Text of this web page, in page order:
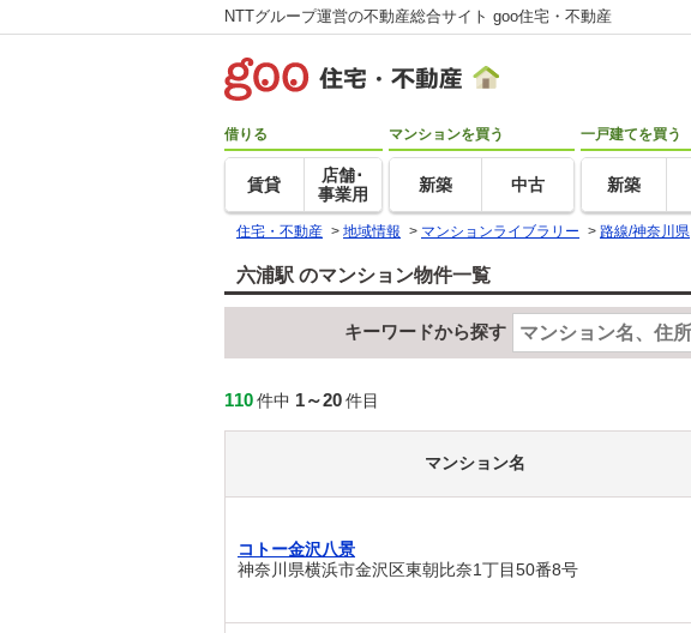
NTTグループ運営の不動産総合サイト goo住宅・不動産
借りる
賃貸
店舗･
事業用
マンションを買う
新築 中古
一戸建てを買う
新築
住宅・不動産 > 地域情報 > マンションライブラリー > 路線/神奈川県
六浦駅 のマンション物件一覧
キーワードから探す
110件中 1～20件目
マンション名
コトー金沢八景
神奈川県横浜市金沢区東朝比奈1丁目50番8号